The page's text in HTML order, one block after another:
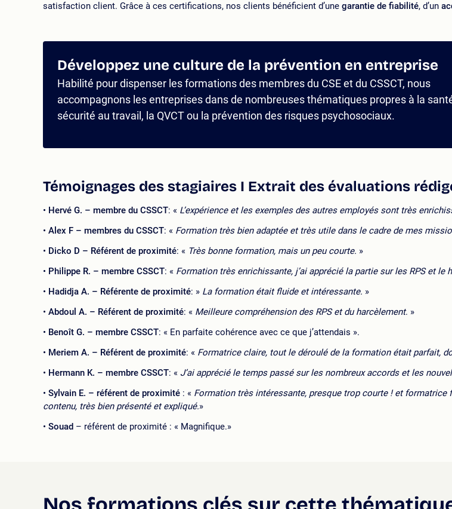
satisfaction client. Grâce à ces certifications, nos clients bénéficient d’une garantie de fiabilité, d’un
Développez une culture de la prévention en entreprise
Habilité pour dispenser les formations des membres du CSE et du CSSCT, nous
accompagnons les entreprises dans de nombreuses thématiques propres à la
sécurité au travail, la QVCT ou la prévention des risques psychosociaux.
Témoignages des stagiaires I Extrait des évaluations
Hervé G. – membre du CSSCT: « L’expérience et les exemples des autres employés sont très
Alex F – membres du CSSCT: « Formation très bien adaptée et très utile dans le cadre de mes
Dicko D – Référent de proximité: « Très bonne formation, mais un peu courte. »
Philippe R. – membre CSSCT: « Formation très enrichissante, j’ai apprécié la partie sur les RPS et le
Hadidja A. – Référente de proximité: » La formation était fluide et intéressante. »
Abdoul A. – Référent de proximité: « Meilleure compréhension des RPS et du harcèlement. »
Benoît G. – membre CSSCT: « En parfaite cohérence avec ce que j’attendais ».
Meriem A. – Référent de proximité: « Formatrice claire, tout le déroulé de la formation était parfait,
Hermann K. – membre CSSCT: « J’ai apprécié le temps passé sur les nombreux accords et les
Sylvain E. – référent de proximité : « Formation très intéressante, presque trop courte ! et formatrice
contenu, très bien présenté et expliqué.»
Souad – référent de proximité : « Magnifique.»